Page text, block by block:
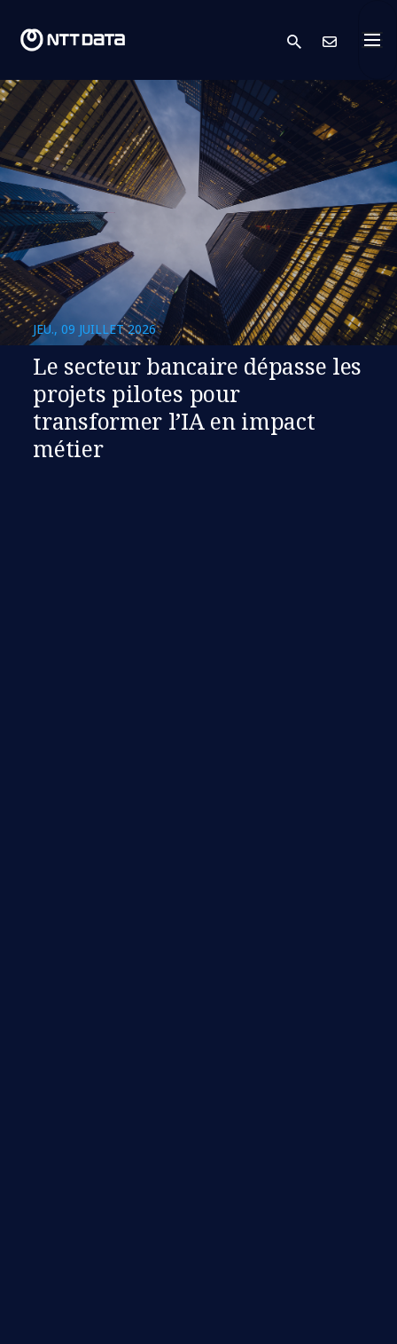
search
JEU., 09 JUILLET 2026
Le secteur bancaire dépasse les
projets pilotes pour
transformer l’IA en impact
métier